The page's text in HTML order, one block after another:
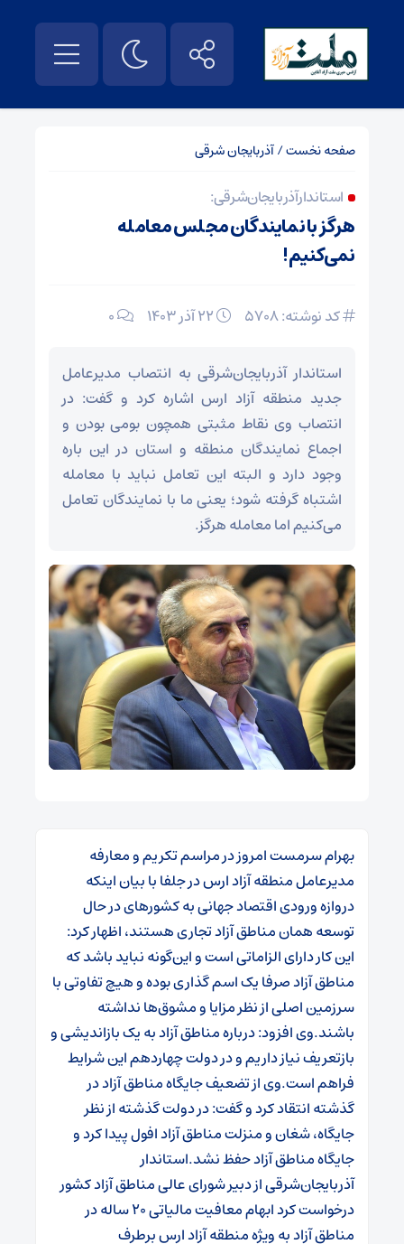
صفحه نخست/آذربایجان شرقی
استاندار آذربایجان‌شرقی:
هرگز با نمایندگان مجلس معامله
نمی‌کنیم!
کد نوشته: 5708 0
استاندار آذربایجان‌شرقی به انتصاب مدیرعامل
جدید منطقه آزاد ارس اشاره کرد و گفت: در
انتصاب وی نقاط مثبتی همچون بومی بودن و
اجماع نمایندگان منطقه و استان در این باره
وجود دارد و البته این تعامل نباید با معامله
اشتباه گرفته شود؛ یعنی ما با نمایندگان تعامل
می‌کنیم اما معامله هرگز.
بهرام سرمست امروز در مراسم تکریم و معارفه
مدیرعامل منطقه آزاد ارس در جلفا با بیان اینکه
دروازه ورودی اقتصاد جهانی به کشورهای در حال
توسعه همان مناطق آزاد تجاری هستند، اظهار کرد:
این کار دارای الزاماتی است و این‌گونه نباید باشد که
مناطق آزاد صرفا یک اسم گذاری بوده و هیچ تفاوتی با
سرزمین اصلی از نظر مزایا و مشوق‌ها نداشته
باشند.وی افزود: درباره مناطق آزاد به یک بازاندیشی و
بازتعریف نیاز داریم و در دولت چهاردهم این شرایط
فراهم است.وی از تضعیف جایگاه مناطق آزاد در
گذشته انتقاد کرد و گفت: در دولت گذشته از نظر
جایگاه، شغان و منزلت مناطق آزاد افول پیدا کرد و
جایگاه مناطق آزاد حفظ نشد.استاندار
آذربایجان‌شرقی از دبیر شورای عالی مناطق آزاد کشور
درخواست کرد ابهام معافیت مالیاتی ۲۰ ساله در
مناطق آزاد به ویژه منطقه آزاد ارس برطرف